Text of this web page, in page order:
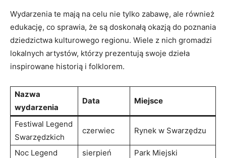
Wydarzenia te mają na celu nie tylko zabawę, ale również
edukację, co sprawia, że są doskonałą okazją do poznania
dziedzictwa kulturowego regionu. Wiele z nich gromadzi
lokalnych artystów, którzy prezentują swoje dzieła
inspirowane historią i folklorem.
Nazwa
wydarzenia
Data Miejsce
Festiwal Legend
Swarzędzkich
czerwiec Rynek w Swarzędzu
Noc Legend sierpień
Park Miejski